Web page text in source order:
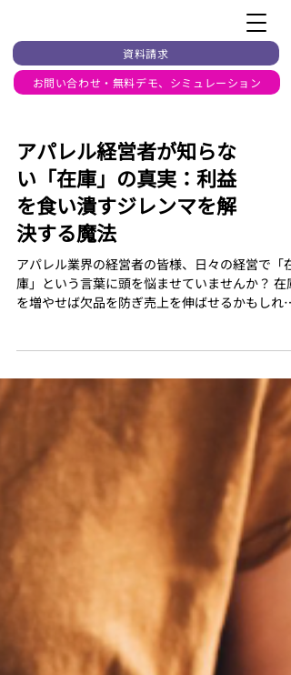
資料請求
お問い合わせ・無料デモ、シミュレーション
アパレル経営者が知らな
い「在庫」の真実：利益
を食い潰すジレンマを解
決する魔法
アパレル業界の経営者の皆様、日々の経営で「在
庫」という言葉に頭を悩ませていませんか？ 在庫
を増やせば欠品を防ぎ売上を伸ばせるかもしれな
みこそ、小売ビジネスの根源的なジレンマです。
多くの企業がこの長年の課題に苦しみ、中には倒
産に至るケースも珍しくありません。しかし、ご
安心ください。この根深い問題には、実は根本的
な解決策が存在するのです。 アパレル経営者を蝕
む「在庫のジレンマ」の正体 会社がいかにしてお
金を稼ぐか、小売業においては「在庫を仕入れて
売る」という極めてシンプルなビジネスモデルで
す。しかし、このシンプルな仕組みの奥底には、
常に深刻なジレンマが潜んでいます。 私たちの共
通の目標は「儲けたい」こと、つまり利益を最大
化することにあります。この目標を達成するため
には、以下の二つの相反する行動が求められま
す。 売上増加と欠品防止 : 顧客のニーズに応え、
売機会を逃さないためには、適切な商品を「十分
な量」持つ必要がありま